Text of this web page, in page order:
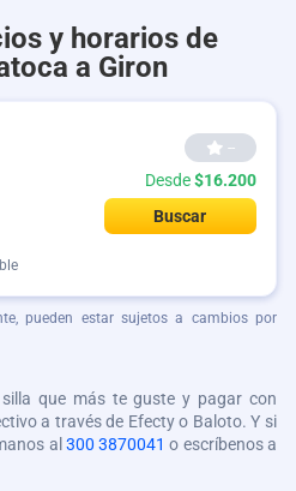
y horarios de
a Giron
--
Desde$16.200
Buscar
pueden estar sujetos a cambios por
que más te guste y pagar con
a través de Efecty o Baloto. Y si
al 300 3870041 o escríbenos a